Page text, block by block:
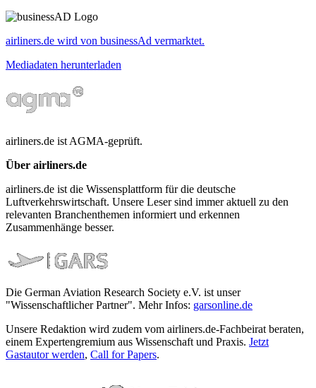
airliners.de wird von businessAd vermarktet.
Mediadaten herunterladen
airliners.de ist AGMA-geprüft.
Über airliners.de
airliners.de ist die Wissensplattform für die deutsche
Luftverkehrswirtschaft. Unsere Leser sind immer aktuell zu den
relevanten Branchenthemen informiert und erkennen
Zusammenhänge besser.
Die German Aviation Research Society e.V. ist unser
"Wissenschaftlicher Partner". Mehr Infos: garsonline.de
Unsere Redaktion wird zudem vom airliners.de-Fachbeirat beraten,
einem Expertengremium aus Wissenschaft und Praxis. Jetzt
Gastautor werden, Call for Papers.